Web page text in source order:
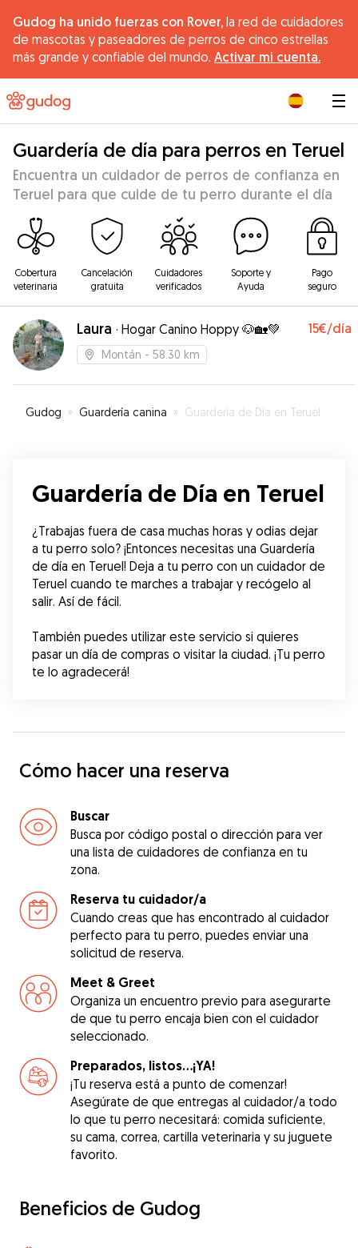
Gudog ha unido fuerzas con Rover, la red de cuidadores
de mascotas y paseadores de perros de cinco estrellas
más grande y confiable del mundo. Activar mi cuenta.
Guardería de día para perros en Teruel
Encuentra un cuidador de perros de confianza en
Teruel para que cuide de tu perro durante el día
Cobertura
veterinaria
Cancelación
gratuita
Cuidadores
verificados
Soporte y
Ayuda
Pago
seguro
Laura · Hogar Canino Hoppy 🐶🏡💚 15€/día
Montán - 58.30 km
Gudog » Guardería canina » Guardería de Día en Teruel
Guardería de Día en Teruel
¿Trabajas fuera de casa muchas horas y odias dejar
a tu perro solo? ¡Entonces necesitas una Guardería
de día en Teruel! Deja a tu perro con un cuidador de
Teruel cuando te marches a trabajar y recógelo al
salir. Así de fácil.
También puedes utilizar este servicio si quieres
pasar un día de compras o visitar la ciudad. ¡Tu perro
te lo agradecerá!
Cómo hacer una reserva
Buscar
Busca por código postal o dirección para ver
una lista de cuidadores de confianza en tu
zona.
Reserva tu cuidador/a
Cuando creas que has encontrado al cuidador
perfecto para tu perro, puedes enviar una
solicitud de reserva.
Meet & Greet
Organiza un encuentro previo para asegurarte
de que tu perro encaja bien con el cuidador
seleccionado.
Preparados, listos...¡YA!
¡Tu reserva está a punto de comenzar!
Asegúrate de que entregas al cuidador/a todo
lo que tu perro necesitará: comida suficiente,
su cama, correa, cartilla veterinaria y su juguete
favorito.
Beneficios de Gudog